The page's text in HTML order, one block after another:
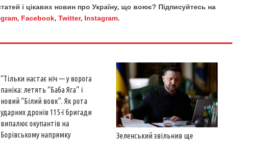
і цікавих новин про Україну, що воює? Підписуйтесь на
, Facebook, Twitter, Instagram.
“Тільки настає ніч — у ворога
паніка: летять “Баба Яга” і
новий “Білий вовк”. Як рота
ударних дронів 115-ї бригади
випалює окупантів на
Борівському напрямку
Зеленський звільнив ще